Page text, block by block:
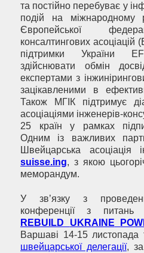
та постійно перебуває у
подій на міжнародному
Європейської
консалтингових асоціацій
підтримки України
здійснювати обмін
експертами з
зацікавленими в
Також МГІК підтримує
асоціаціями інженерів-
25 країн у рамках
Одним із важливих
Швейцарська асоціація
suisse.ing, з якою
меморандум.
У зв’язку з
конференції з питань
REBUILD
UKRAINE
Варшаві 14-15 листопада
швейцарської делегації,